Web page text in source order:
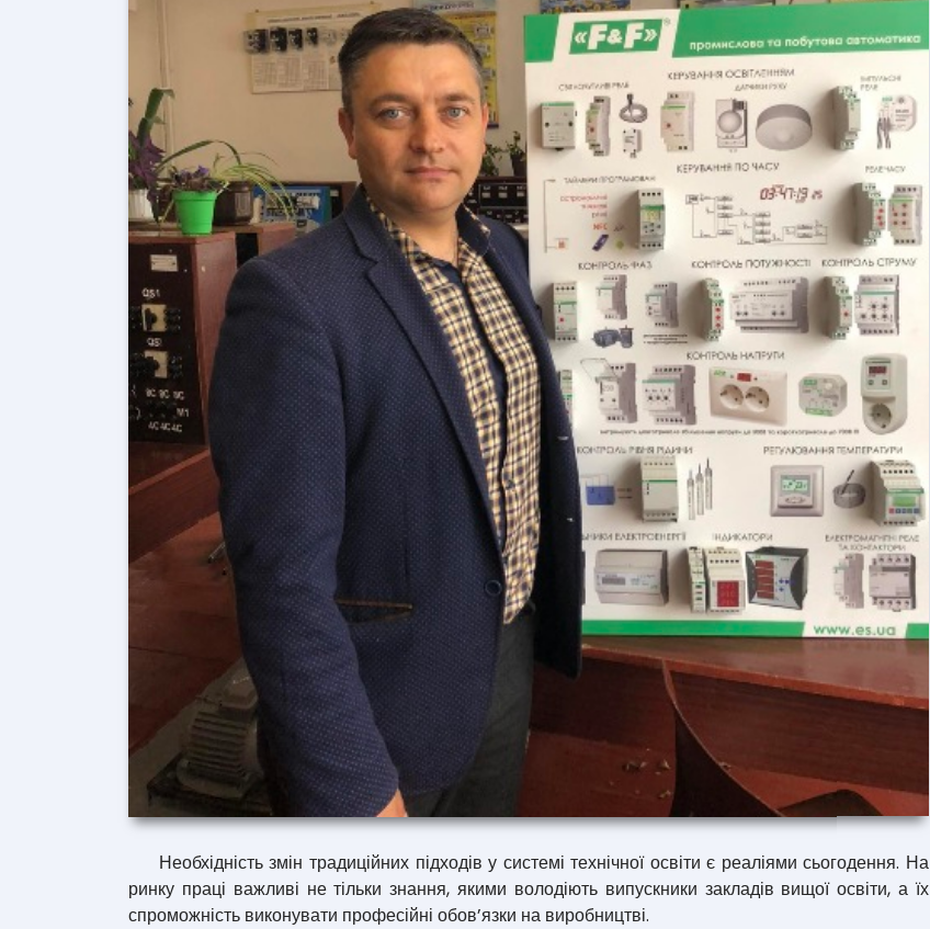
Необхідність змін традиційних підходів у системі технічної освіти є реаліями сьогодення. На
ринку праці важливі не тільки знання, якими володіють випускники закладів вищої освіти, а їх
спроможність виконувати професійні обов’язки на виробництві.